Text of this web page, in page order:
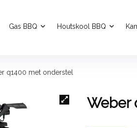
Gas BBQ Houtskool BBQ
q1400 met onderstel
Weber